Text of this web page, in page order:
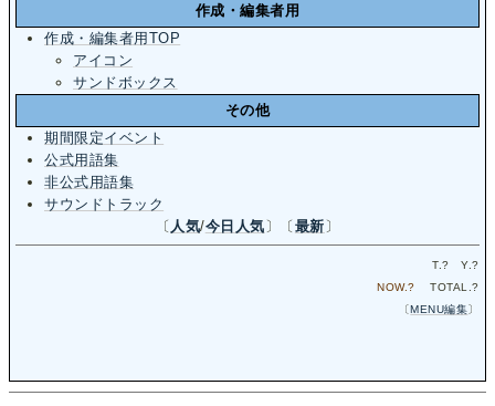
作成・編集者用
作成・編集者用TOP
アイコン
サンドボックス
その他
期間限定イベント
公式用語集
非公式用語集
サウンドトラック
〔 人気/今日人気 〕〔 最新 〕
T.? Y.?
NOW.? TOTAL.?
〔MENU編集〕